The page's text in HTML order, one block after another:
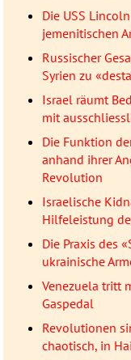
Die USS
jemenitischen
Russischer
Syrien zu
Israel räumt
mit
Die Funktion
anhand ihrer
Revolution
Israelische
Hilfeleistung
Die Praxis des
ukrainische
Venezuela tritt
Gaspedal
Revolutionen
chaotisch, in